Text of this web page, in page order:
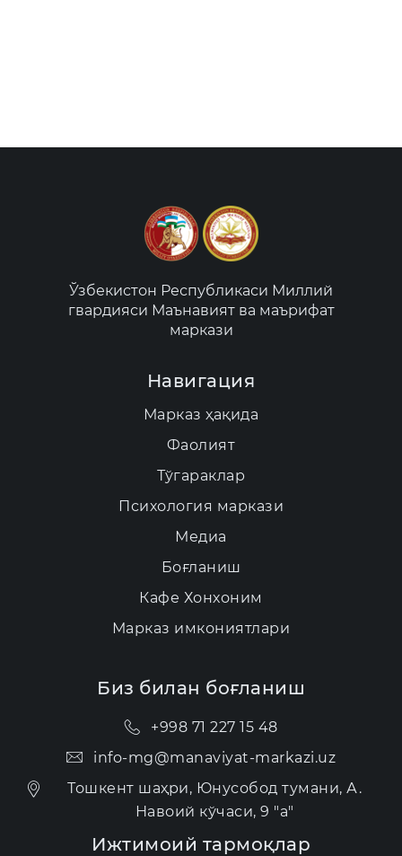
Ўзбекистон Республикаси Миллий
гвардияси Маънавият ва маърифат
маркази
Навигация
Марказ ҳақида
Фаолият
Тўгараклар
Психология маркази
Медиа
Боғланиш
Кафе Хонхоним
Марказ имкониятлари
Биз билан боғланиш
+998 71 227 15 48
info-mg@manaviyat-markazi.uz
Тошкент шаҳри, Юнусобод тумани, А.
Навоий кўчаси, 9 "а"
Ижтимоий тармоқлар